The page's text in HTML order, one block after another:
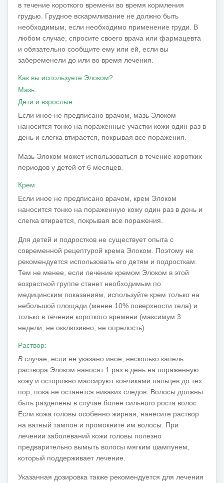
в течение короткого времени во время кормления
грудью. Грудное вскармливание не должно быть
необходимым, если необходимо применение груди. В
любом случае, спросите своего врача или фармацевта
и обязательно сообщите ему или ей, если вы
забеременели до или во время лечения.
Как вы используете Элоком?
Мазь:
Дети и взрослые:
Если иное не предписано врачом, мазь Элоком
наносится тонко на пораженные участки кожи один раз в
день и слегка втирается, покрывая все поражения.
Мазь Элоком может использоваться в течение коротких
периодов у детей от 6 месяцев.
Крем:
Если иное не предписано врачом, крем Элоком
наносится тонко на пораженную кожу один раз в день и
слегка втирается, покрывая все поражения.
Для детей и подростков не существует опыта с
современной рецептурой крема Элоком. Поэтому не
рекомендуется использовать его детям и подросткам.
Тем не менее, если лечение кремом Элоком в этой
возрастной группе станет необходимым по
медицинским показаниям, используйте крем только на
небольшой площади (менее 10% поверхности тела) и
только в течение короткого времени (максимум 3
недели, не окклюзивно, не опрелость).
Раствор:
В случае, если не указано иное, несколько капель
раствора Элоком наносят 1 раз в день на пораженную
кожу и осторожно массируют кончиками пальцев до тех
пор, пока не останется никаких следов. Волосы должны
быть разделены в случае более сильного роста волос.
Если кожа головы особенно жирная, нанесите раствор
на ватный тампон и промокните им волосы. При
лечении заболеваний кожи головы полезно
предварительно вымыть волосы мягким шампунем,
который поддерживает лечение.
Указанная дозировка также рекомендуется для лечения